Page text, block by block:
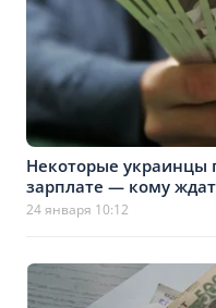
Некоторые украинцы
зарплате — кому
24 января 10:12